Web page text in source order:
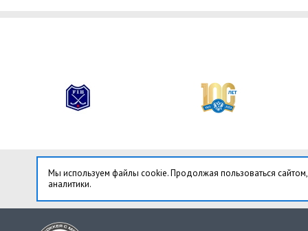
Мы используем файлы cookie. Продолжая пользоваться
аналитики.